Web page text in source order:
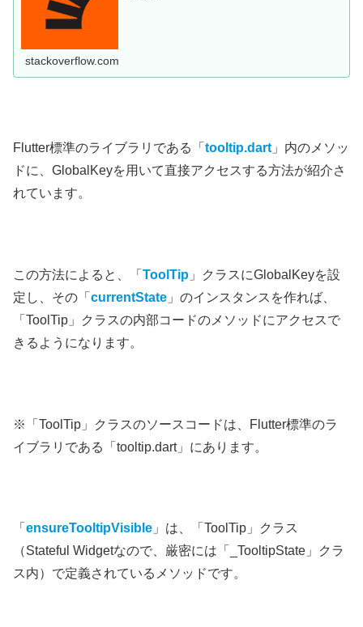
stackoverflow.com
Flutter標準のライブラリである「 tooltip.dart 」内のメソッ
ドに、GlobalKeyを用いて直接アクセスする方法が紹介さ
れています。
この方法によると、「 ToolTip 」クラスにGlobalKeyを設
定し、その「 currentState 」のインスタンスを作れば、
「ToolTip」クラスの内部コードのメソッドにアクセスで
きるようになります。
※「ToolTip」クラスのソースコードは、Flutter標準のラ
イブラリである「tooltip.dart」にあります。
「 ensureTooltipVisible 」は、「ToolTip」クラス
（Stateful Widgetなので、厳密には「_TooltipState」クラ
ス内）で定義されているメソッドです。